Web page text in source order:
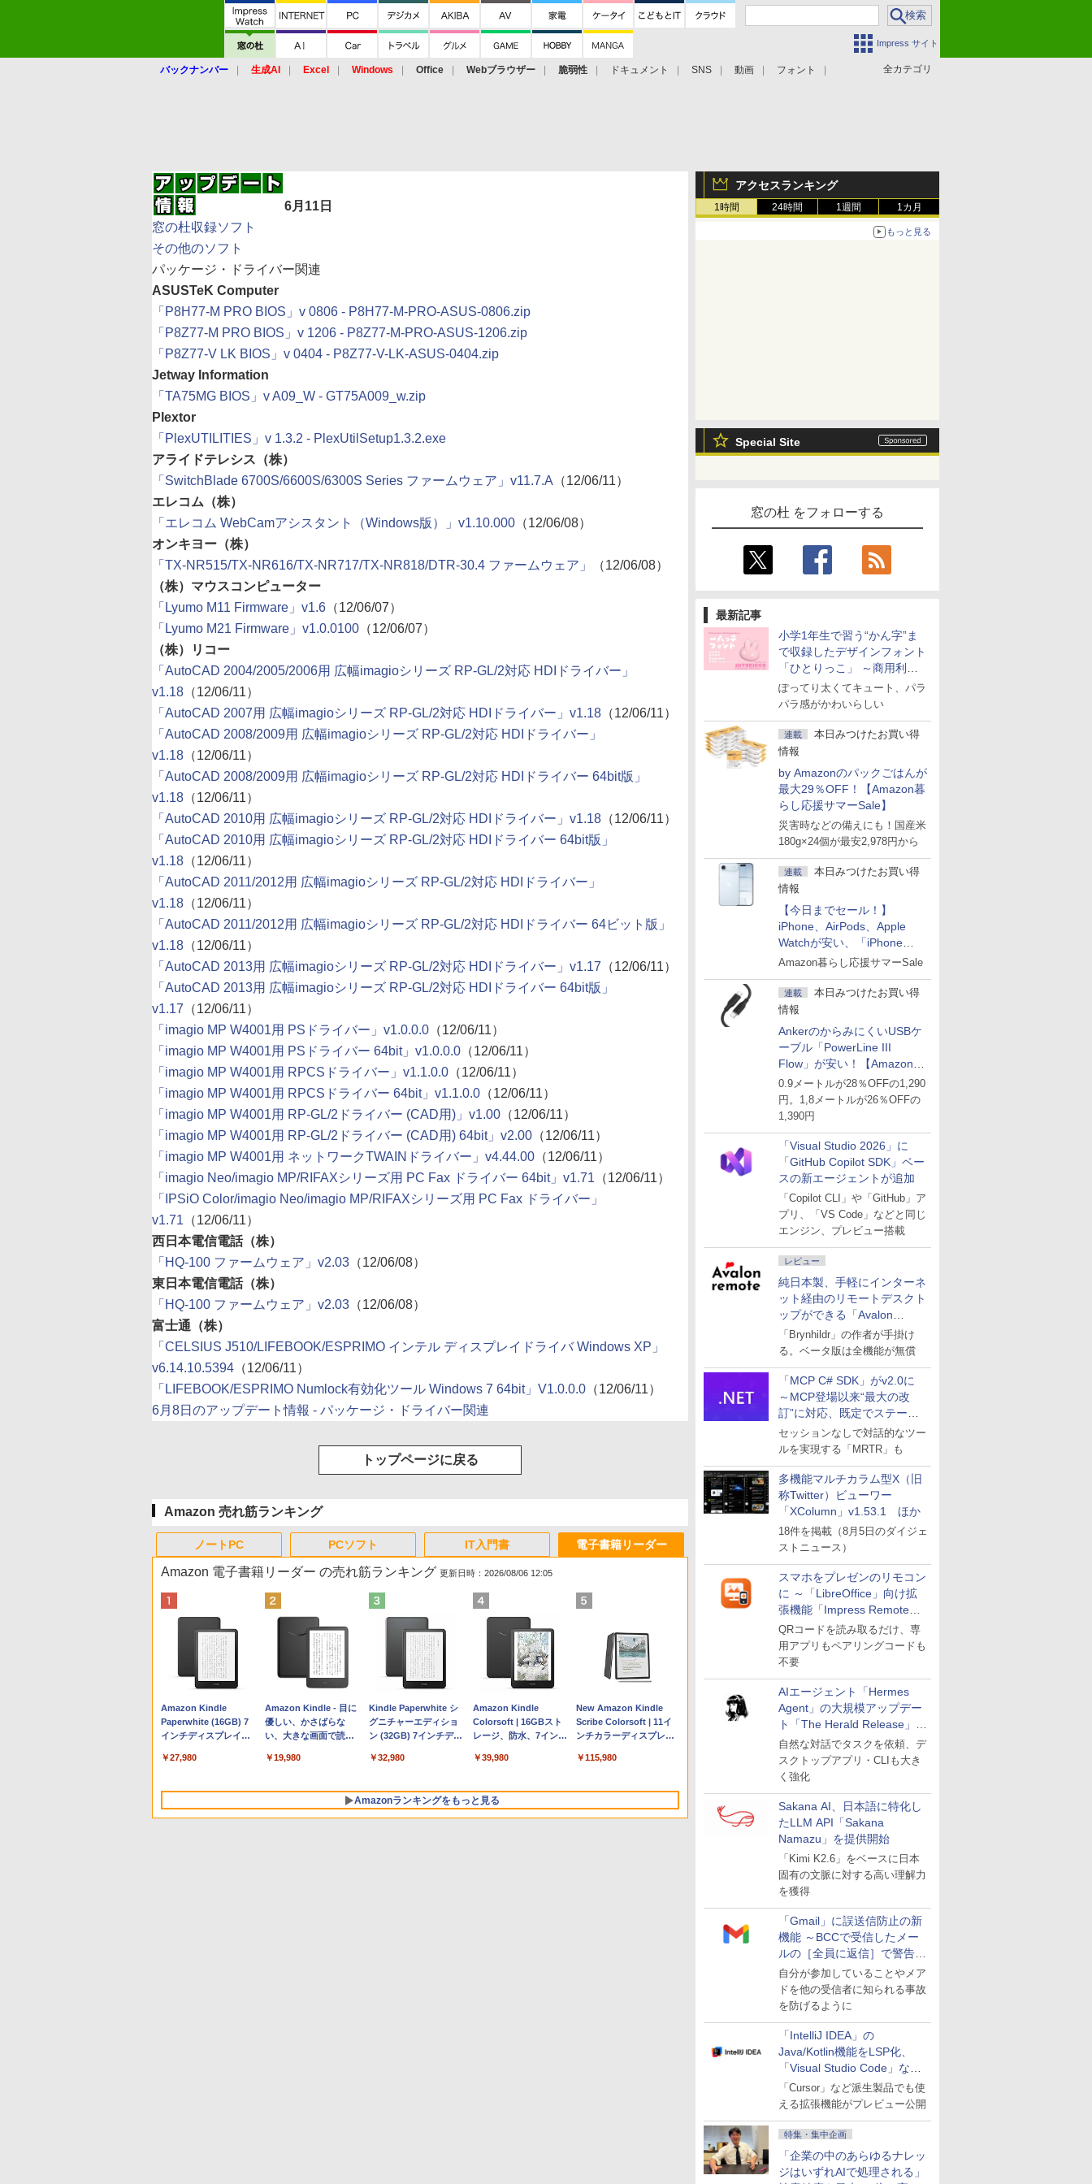
Impress サイト
全カテゴリ
バックナンバー 生成AI Excel Windows Office Webブラウザー 脆弱性 ドキュメント SNS 動画 フォント
アクセスランキング
1時間 24時間 1週間 1カ月
もっと見る
Special Site
窓の杜 をフォローする
最新記事
小学1年生で習う“かん字”ま
で収録したデザインフォント
「ひとりっこ」 ～商用利用
OK
ぽってり太くてキュート、パラ
パラ感がかわいらしい
連載
本日みつけたお買い得
情報
by Amazonのパックごはんが
最大29％OFF！【Amazon暮
らし応援サマーSale】
災害時などの備えにも！国産米
180g×24個が最安2,978円から
連載
本日みつけたお買い得
情報
【今日までセール！】
iPhone、AirPods、Apple
Watchが安い、「iPhone
Air」256GB版が139,800円な
Amazon暮らし応援サマーSale
連載
本日みつけたお買い得
情報
AnkerのからみにくいUSBケ
ーブル「PowerLine III
Flow」が安い！【Amazon暮
らし応援サマーSale】
0.9メートルが28％OFFの1,290
円。1,8メートルが26％OFFの
1,390円
「Visual Studio 2026」に
「GitHub Copilot SDK」ベー
スの新エージェントが追加
「Copilot CLI」や「GitHub」ア
プリ、「VS Code」などと同じ
エンジン、プレビュー搭載
レビュー
純日本製、手軽にインターネ
ット経由のリモートデスクト
ップができる「Avalon
remote」
「Brynhildr」の作者が手掛け
る。ベータ版は全機能が無償
「MCP C# SDK」がv2.0に
～MCP登場以来“最大の改
訂”に対応、既定でステート
レスへ
セッションなしで対話的なツー
ルを実現する「MRTR」も
多機能マルチカラム型X（旧
称Twitter）ビューワー
「XColumn」v1.53.1 ほか
18件を掲載（8月5日のダイジェ
ストニュース）
スマホをプレゼンのリモコン
に ～「LibreOffice」向け拡
張機能「Impress Remote」
が公開
QRコードを読み取るだけ、専
用アプリもペアリングコードも
不要
AIエージェント「Hermes
Agent」の大規模アップデー
ト「The Herald Release」が
公開
自然な対話でタスクを依頼、デ
スクトップアプリ・CLIも大き
く強化
Sakana AI、日本語に特化し
たLLM API「Sakana
Namazu」を提供開始
「Kimi K2.6」をベースに日本
固有の文脈に対する高い理解力
を獲得
「Gmail」に誤送信防止の新
機能 ～BCCで受信したメー
ルの［全員に返信］で警告を
表示
自分が参加していることやメア
ドを他の受信者に知られる事故
を防げるように
「IntelliJ IDEA」の
Java/Kotlin機能をLSP化、
「Visual Studio Code」など
にも開放
「Cursor」など派生製品でも使
える拡張機能がプレビュー公開
特集・集中企画
「企業の中のあらゆるナレッ
ジはいずれAIで処理される」
6月11日
窓の杜収録ソフト
その他のソフト
パッケージ・ドライバー関連
ASUSTeK Computer
「P8H77-M PRO BIOS」v 0806 - P8H77-M-PRO-ASUS-0806.zip
「P8Z77-M PRO BIOS」v 1206 - P8Z77-M-PRO-ASUS-1206.zip
「P8Z77-V LK BIOS」v 0404 - P8Z77-V-LK-ASUS-0404.zip
Jetway Information
「TA75MG BIOS」v A09_W - GT75A009_w.zip
Plextor
「PlexUTILITIES」v 1.3.2 - PlexUtilSetup1.3.2.exe
アライドテレシス（株）
「SwitchBlade 6700S/6600S/6300S Series ファームウェア」v11.7.A （12/06/11）
エレコム（株）
「エレコム WebCamアシスタント（Windows版）」v1.10.000 （12/06/08）
オンキヨー（株）
「TX-NR515/TX-NR616/TX-NR717/TX-NR818/DTR-30.4 ファームウェア」
（12/06/08）
（株）マウスコンピューター
「Lyumo M11 Firmware」v1.6 （12/06/07）
「Lyumo M21 Firmware」v1.0.0100 （12/06/07）
（株）リコー
「AutoCAD 2004/2005/2006用 広幅imagioシリーズ RP-GL/2対応 HDIドライバー」
v1.18 （12/06/11）
「AutoCAD 2007用 広幅imagioシリーズ RP-GL/2対応 HDIドライバー」v1.18 （12/06/11）
「AutoCAD 2008/2009用 広幅imagioシリーズ RP-GL/2対応 HDIドライバー」
v1.18 （12/06/11）
「AutoCAD 2008/2009用 広幅imagioシリーズ RP-GL/2対応 HDIドライバー 64bit版」
v1.18 （12/06/11）
「AutoCAD 2010用 広幅imagioシリーズ RP-GL/2対応 HDIドライバー」v1.18 （12/06/11）
「AutoCAD 2010用 広幅imagioシリーズ RP-GL/2対応 HDIドライバー 64bit版」
v1.18 （12/06/11）
「AutoCAD 2011/2012用 広幅imagioシリーズ RP-GL/2対応 HDIドライバー」
v1.18 （12/06/11）
「AutoCAD 2011/2012用 広幅imagioシリーズ RP-GL/2対応 HDIドライバー 64ビット版」
v1.18 （12/06/11）
「AutoCAD 2013用 広幅imagioシリーズ RP-GL/2対応 HDIドライバー」v1.17 （12/06/11）
「AutoCAD 2013用 広幅imagioシリーズ RP-GL/2対応 HDIドライバー 64bit版」
v1.17 （12/06/11）
「imagio MP W4001用 PSドライバー」v1.0.0.0 （12/06/11）
「imagio MP W4001用 PSドライバー 64bit」v1.0.0.0 （12/06/11）
「imagio MP W4001用 RPCSドライバー」v1.1.0.0 （12/06/11）
「imagio MP W4001用 RPCSドライバー 64bit」v1.1.0.0 （12/06/11）
「imagio MP W4001用 RP-GL/2ドライバー (CAD用)」v1.00 （12/06/11）
「imagio MP W4001用 RP-GL/2ドライバー (CAD用) 64bit」v2.00 （12/06/11）
「imagio MP W4001用 ネットワークTWAINドライバー」v4.44.00 （12/06/11）
「imagio Neo/imagio MP/RIFAXシリーズ用 PC Fax ドライバー 64bit」v1.71 （12/06/11）
「IPSiO Color/imagio Neo/imagio MP/RIFAXシリーズ用 PC Fax ドライバー」
v1.71 （12/06/11）
西日本電信電話（株）
「HQ-100 ファームウェア」v2.03 （12/06/08）
東日本電信電話（株）
「HQ-100 ファームウェア」v2.03 （12/06/08）
富士通（株）
「CELSIUS J510/LIFEBOOK/ESPRIMO インテル ディスプレイドライバ Windows XP」
v6.14.10.5394 （12/06/11）
「LIFEBOOK/ESPRIMO Numlock有効化ツール Windows 7 64bit」V1.0.0.0 （12/06/11）
6月8日のアップデート情報 - パッケージ・ドライバー関連
トップページに戻る
Amazon 売れ筋ランキング
ノートPC
Apple 2026 MacBook
Neo A18 Proチップ搭
載13インチノートブッ
Intelligenceのために設
スプレイ、8GBユニフ
SSDストレージ、
￥137,800
tomtoc 360°保護 15.6
16インチ パソコンケー
ス Dell NEC Lavie
Lenovo対応
￥2,952
Apple 2026 MacBook
Air M5チップ搭載13イ
ンチノートブック：AI
13.6インチLiquid
24GBユニファイドメモ
リ、1TB SSDストレー
ジ、12MPセンターフレ
￥298,901
【Amazon.co.jp限定】
HP ノートパソコン 15-
fd 15.6インチ 16GBメ
テル Core 5
￥129,800
FMV ノートパソコン
WE1-K3 (MS 365
Personal/Copilotキー搭
i5/16GB/SSD 512GB/ホ
FMVWK3E15W_AZ
￥119,800
PCソフト
Xbox プリペイドカード
10,000円 デジタルコー
ド 【旧 Xbox ギフトカ
ド]
￥10,000
Robloxギフトカード -
800 Robux 【限定バー
チャルアイテムを含
ムコード】 ロブロック
版
￥1,300
Microsoft Office
Home & Business
2024(最新 永続版)|オン
版|Windows11、
￥39,582
Robloxギフトカード -
2,000 Robux 【限定バ
ーチャルアイテムを含
ムコード】 ロブロック
版
￥3,200
Robloxギフトカード -
1000 Robux 【限定バー
チャルアイテムを含む】
ド】 ロブロックス |オン
￥1,600
IT入門書
生成AIパスポート公式
テキスト 第４版
￥1,766
AIイラスト表現辞典: 思
い通りの絵を引き出す
プロンプトの言葉 AI画
イラストLabo)
￥99
ClaudeCode いちばん
やさしい 教科書: 非エ
ンジニア 初心者 素人
アル AI副業にもコンテ
版にも！ 非エンジニア
のためのAIコーディン
グ入門シリーズ
￥99
FM TOWNS ハイパ
ー・カタログ: 本体ハー
ドウェア・市販ソフト
リストと最新エミュレ
￥1,600
1冊ですべて身につく
HTML & CSSとWebデザ
イン入門講座［第2版］
￥2,326
電子書籍リーダー
Amazon 電子書籍リーダー の売れ筋ランキング 更新日時：2026/08/06 12:05
Amazon Kindle
Paperwhite (16GB) 7
インチディスプレイ、
間持続バッテリー、広
￥27,980
Amazon Kindle - 目に
優しい、かさばらな
い、大きな画面で読み
テリー、6インチディス
ー、ブラック、16GB、
￥19,980
Kindle Paperwhite シ
グニチャーエディショ
ン (32GB) 7インチディ
調整、色調調節ライ
リー、広告なし、メタ
リックブラック
￥32,980
Amazon Kindle
Colorsoft | 16GBスト
レージ、防水、7インチ
色調調節ライト、最大8
広告無し、ブラック
(2025年発売)
￥39,980
New Amazon Kindle
Scribe Colorsoft | 11イ
ンチカラーディスプレ
ノート機能搭載、明るさ
ト、プレミアムペン付
￥115,980
Amazonランキングをもっと見る